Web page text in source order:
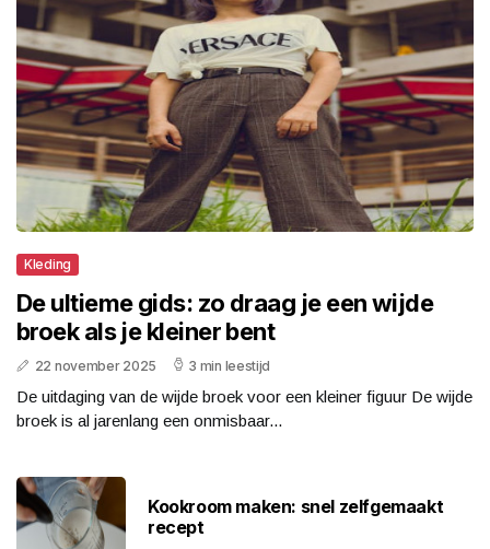
Kleding
De ultieme gids: zo draag je een wijde
broek als je kleiner bent
22 november 2025 3 min leestijd
De uitdaging van de wijde broek voor een kleiner figuur De wijde
broek is al jarenlang een onmisbaar...
Kookroom maken: snel zelfgemaakt
recept